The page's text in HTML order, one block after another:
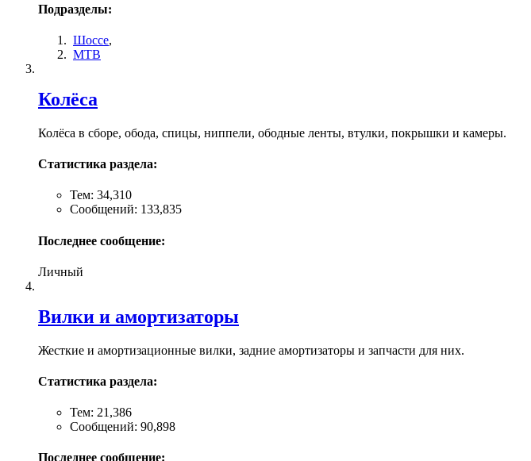
Подразделы:
Шоссе,
MTB
Колёса
Колёса в сборе, обода, спицы, ниппели, ободные ленты, втулки, покрышки и камеры.
Статистика раздела:
Тем: 34,310
Сообщений: 133,835
Последнее сообщение:
Личный
Вилки и амортизаторы
Жесткие и амортизационные вилки, задние амортизаторы и запчасти для них.
Статистика раздела:
Тем: 21,386
Сообщений: 90,898
Последнее сообщение: